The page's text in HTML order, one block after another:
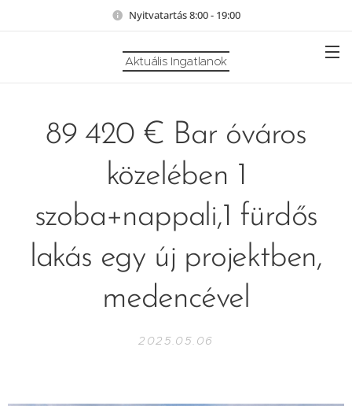
Nyitvatartás 8:00 - 19:00
Aktuális Ingatlanok
89 420 € Bar óváros
közelében 1
szoba+nappali,1 fürdős
lakás egy új projektben,
medencével
2025.05.06